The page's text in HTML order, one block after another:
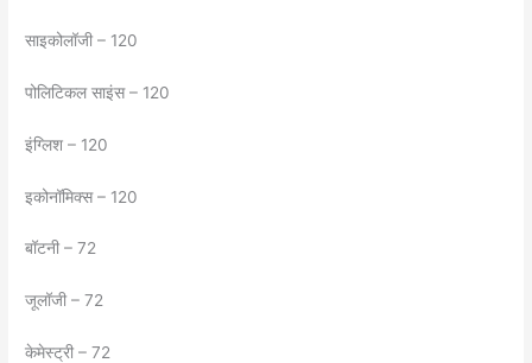
साइकोलॉजी – 120
पोलिटिकल साइंस – 120
इंग्लिश – 120
इकोनॉमिक्स – 120
बॉटनी – 72
जूलॉजी – 72
केमेस्ट्री – 72